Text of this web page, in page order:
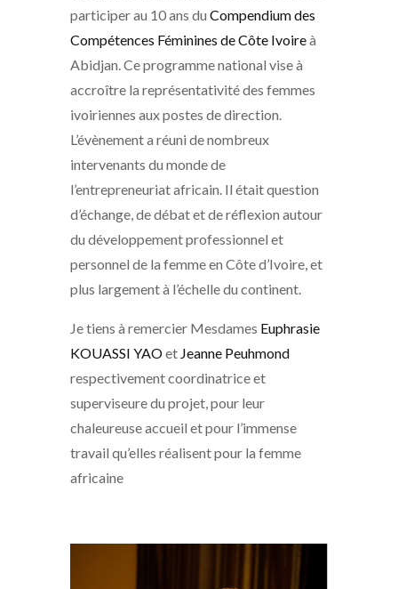
participer au 10 ans du Compendium des
Compétences Féminines de Côte Ivoireà
Abidjan. Ce programme national vise à
accroître la représentativité des femmes
ivoiriennes aux postes de direction.
L’évènement a réuni de nombreux
intervenants du monde de
l’entrepreneuriat africain. Il était question
d’échange, de débat et de réflexion autour
du développement professionnel et
personnel de la femme en Côte d’Ivoire, et
plus largement à l’échelle du continent.
Je tiens à remercier Mesdames Euphrasie
KOUASSI YAOet Jeanne Peuhmond
respectivement coordinatrice et
superviseure du projet, pour leur
chaleureuse accueil et pour l’immense
travail qu’elles réalisent pour la femme
africaine